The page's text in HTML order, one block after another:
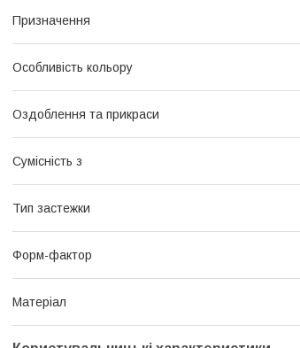
Призначення
Особливість кольору
Оздоблення та прикраси
Сумісність з
Тип застежки
Форм-фактор
Матеріал